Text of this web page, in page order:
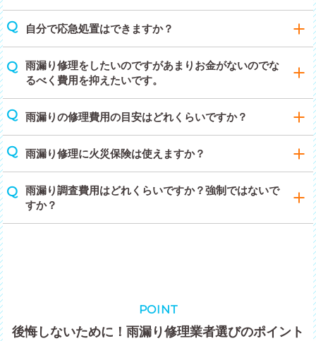
自分で応急処置はできますか？
雨漏り修理をしたいのですがあまりお金がないのでな
るべく費用を抑えたいです。
雨漏りの修理費用の目安はどれくらいですか？
雨漏り修理に火災保険は使えますか？
雨漏り調査費用はどれくらいですか？強制ではないで
すか？
後悔しないために！雨漏り修理業者選びのポイント
POINT